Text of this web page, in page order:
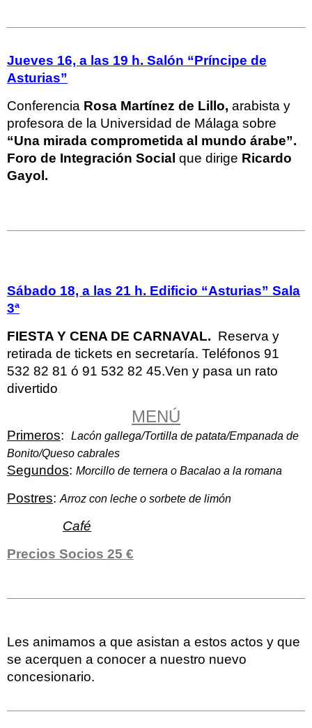
Jueves 16, a las 19 h. Salón “Príncipe de
Asturias”
Conferencia Rosa Martínez de Lillo, arabista y
profesora de la Universidad de Málaga sobre
“Una mirada comprometida al mundo árabe”.
Foro de Integración Social que dirige Ricardo
Gayol.
Sábado 18, a las 21 h. Edificio “Asturias” Sala
3ª
FIESTA Y CENA DE CARNAVAL. Reserva y
retirada de tickets en secretaría. Teléfonos 91
532 82 81 ó 91 532 82 45.Ven y pasa un rato
divertido
MENÚ
Primeros:
Lacón gallega/Tortilla de patata/Empanada de
Bonito/Queso cabrales
Segundos: Morcillo de ternera o Bacalao a la romana
Postres: Arroz con leche o sorbete de limón
Café
Precios Socios 25 €
Les animamos a que asistan a estos actos y que
se acerquen a conocer a nuestro nuevo
concesionario.